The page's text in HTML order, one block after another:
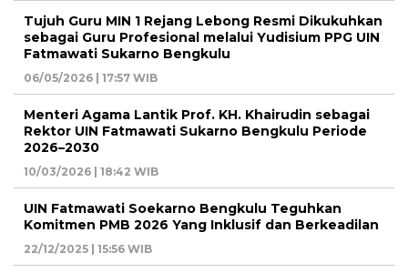
Tujuh Guru MIN 1 Rejang Lebong Resmi Dikukuhkan
sebagai Guru Profesional melalui Yudisium PPG UIN
Fatmawati Sukarno Bengkulu
06/05/2026 | 17:57 WIB
Menteri Agama Lantik Prof. KH. Khairudin sebagai
Rektor UIN Fatmawati Sukarno Bengkulu Periode
2026–2030
10/03/2026 | 18:42 WIB
UIN Fatmawati Soekarno Bengkulu Teguhkan
Komitmen PMB 2026 Yang Inklusif dan Berkeadilan
22/12/2025 | 15:56 WIB